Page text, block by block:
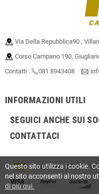
Via Della Repubblica90 ,
Corso Campano 190,
Contatti :
081 8943408
INFORMAZIONI UTILI
SEGUICI ANCHE SUI
CONTATTACI
Copyright © Turco
Questo sito utilizza i cookie.
nel sito acconsenti al nostro
di più qui.